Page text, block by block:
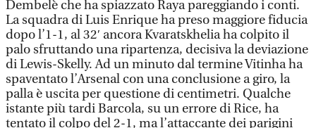
Dembelè che ha spiazzato Raya pareggiando i conti.
La squadra di Luis Enrique ha preso maggiore fiducia
dopo l’1-1, al 32′ ancora Kvaratskhelia ha colpito il
palo sfruttando una ripartenza, decisiva la deviazione
di Lewis-Skelly. Ad un minuto dal termine Vitinha ha
spaventato l’Arsenal con una conclusione a giro, la
palla è uscita per questione di centimetri. Qualche
istante più tardi Barcola, su un errore di Rice, ha
tentato il colpo del 2-1, ma l’attaccante dei parigini